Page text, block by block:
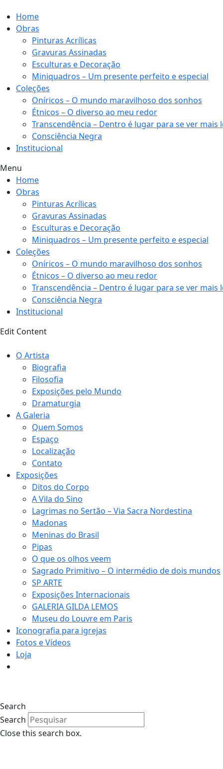
Home
Obras
Pinturas Acrílicas
Gravuras Assinadas
Esculturas e Decoração
Miniquadros – Um presente perfeito e especial
Coleções
Oníricos – O mundo maravilhoso dos sonhos
Étnicos – O diverso ao meu redor
Transcendência – Dentro é lugar para se ver mais
Consciência Negra
Institucional
Menu
Home
Obras
Pinturas Acrílicas
Gravuras Assinadas
Esculturas e Decoração
Miniquadros – Um presente perfeito e especial
Coleções
Oníricos – O mundo maravilhoso dos sonhos
Étnicos – O diverso ao meu redor
Transcendência – Dentro é lugar para se ver mais
Consciência Negra
Institucional
Edit Content
O Artista
Biografia
Filosofia
Exposições pelo Mundo
Dramaturgia
A Galeria
Quem Somos
Espaço
Localização
Contato
Exposições
Ditos do Corpo
A Vila do Sino
Lagrimas no Sertão – Via Sacra Nordestina
Madonas
Meninas do Brasil
Pipas
O que os olhos veem
Sagrado Primitivo – O intermédio de dois mundos
SP ARTE
Exposições Internacionais
GALERIA GILDA LEMOS
Museu do Louvre em Paris
Iconografia para igrejas
Fotos e Vídeos
Loja
Search
Search
Close this search box.